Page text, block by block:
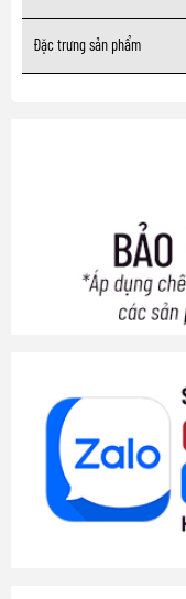
Đặc trưng sản phẩm